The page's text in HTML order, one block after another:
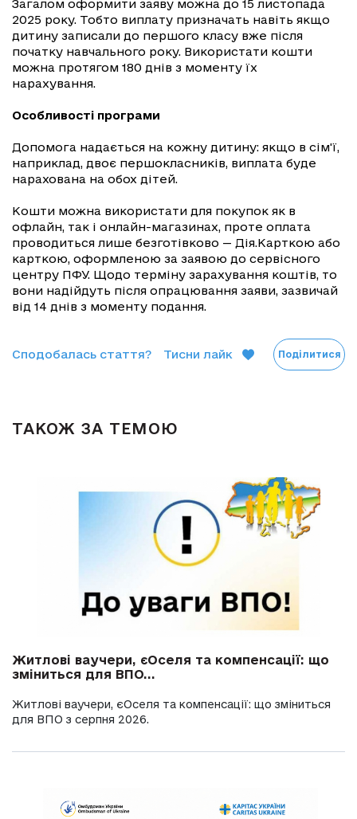
Загалом оформити заяву можна до 15 листопада
2025 року. Тобто виплату призначать навіть якщо
дитину записали до першого класу вже після
початку навчального року. Використати кошти
можна протягом 180 днів з моменту їх
нарахування.
Особливості програми
Допомога надається на кожну дитину: якщо в сім'ї,
наприклад, двоє першокласників, виплата буде
нарахована на обох дітей.
Кошти можна використати для покупок як в
офлайн, так і онлайн-магазинах, проте оплата
проводиться лише безготівково — Дія.Карткою або
карткою, оформленою за заявою до сервісного
центру ПФУ. Щодо терміну зарахування коштів, то
вони надійдуть після опрацювання заяви, зазвичай
від 14 днів з моменту подання.
Сподобалась стаття? Тисни лайк Поділитися
ТАКОЖ ЗА ТЕМОЮ
Житлові ваучери, єОселя та компенсації: що
зміниться для ВПО...
Житлові ваучери, єОселя та компенсації: що зміниться
для ВПО з серпня 2026.